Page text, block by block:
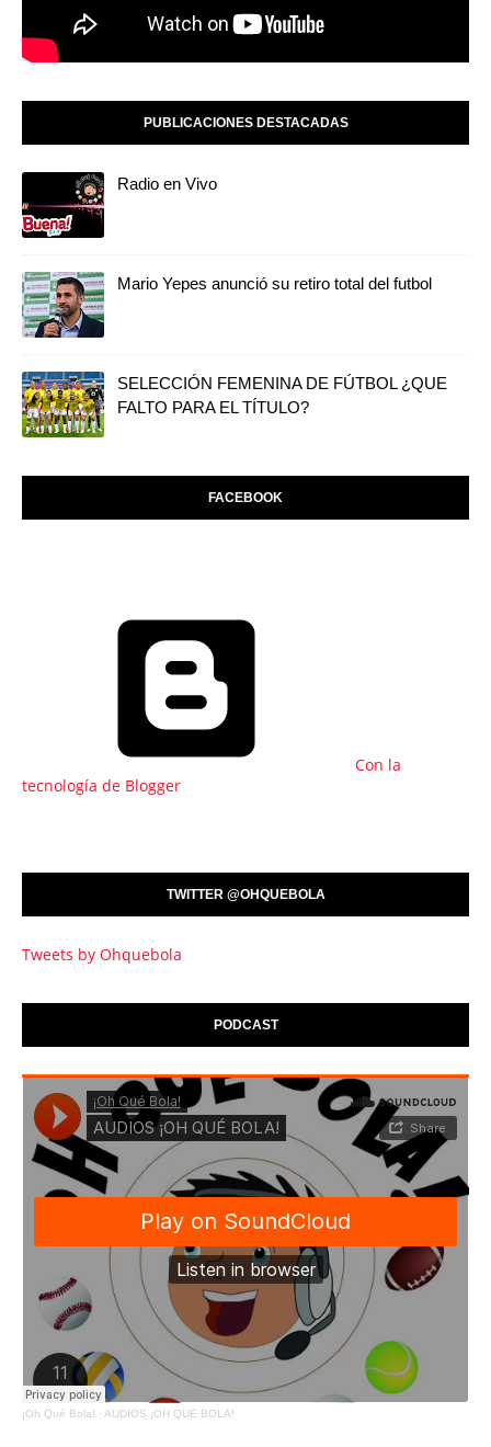
PUBLICACIONES DESTACADAS
Radio en Vivo
Mario Yepes anunció su retiro total del futbol
SELECCIÓN FEMENINA DE FÚTBOL ¿QUE
FALTO PARA EL TÍTULO?
FACEBOOK
Con la
tecnología de Blogger
TWITTER @OHQUEBOLA
Tweets by Ohquebola
PODCAST
¡Oh Qué Bola! · AUDIOS ¡OH QUÉ BOLA!